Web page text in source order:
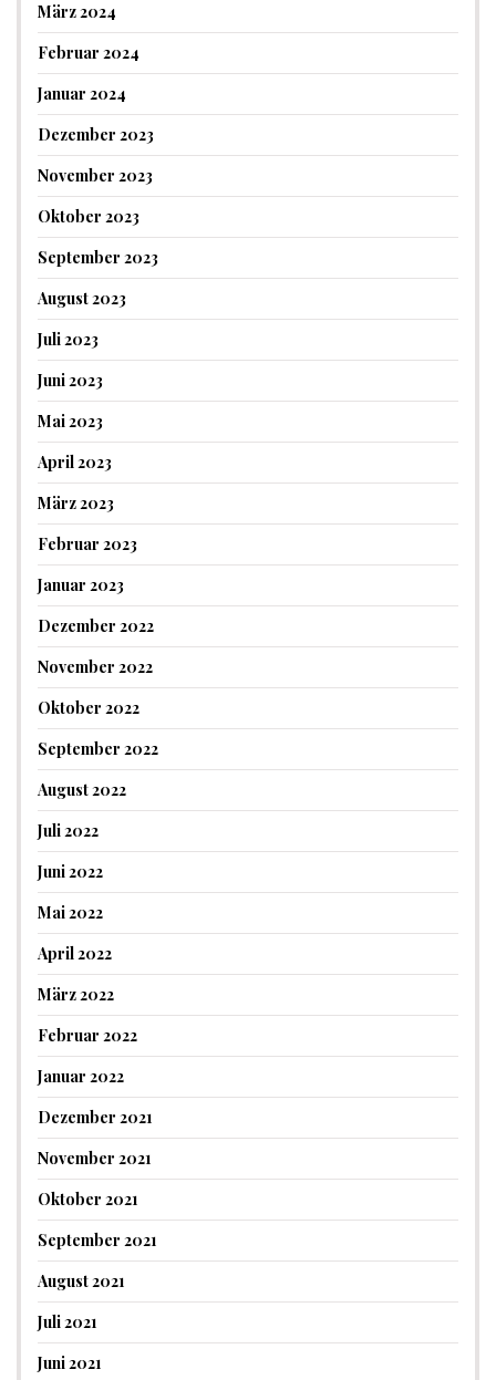
März 2024
Februar 2024
Januar 2024
Dezember 2023
November 2023
Oktober 2023
September 2023
August 2023
Juli 2023
Juni 2023
Mai 2023
April 2023
März 2023
Februar 2023
Januar 2023
Dezember 2022
November 2022
Oktober 2022
September 2022
August 2022
Juli 2022
Juni 2022
Mai 2022
April 2022
März 2022
Februar 2022
Januar 2022
Dezember 2021
November 2021
Oktober 2021
September 2021
August 2021
Juli 2021
Juni 2021